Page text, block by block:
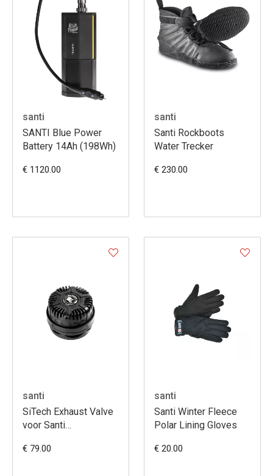
santi
SANTI Blue Power
Battery 14Ah (198Wh)
€ 1120.00
santi
Santi Rockboots
Water Trecker
€ 230.00
santi
SiTech Exhaust Valve
voor Santi
€ 79.00
santi
Santi Winter Fleece
Polar Lining Gloves
€ 20.00